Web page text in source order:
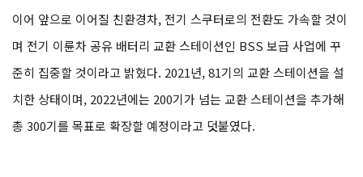
이어 앞으로 이어질 친환경차, 전기 스쿠터로의 전환도 가속할 것이
며 전기 이륜차 공유 배터리 교환 스테이션인 BSS 보급 사업에 꾸
준히 집중할 것이라고 밝혔다. 2021년, 81기의 교환 스테이션을 설
치한 상태이며, 2022년에는 200기가 넘는 교환 스테이션을 추가해
총 300기를 목표로 확장할 예정이라고 덧붙였다.